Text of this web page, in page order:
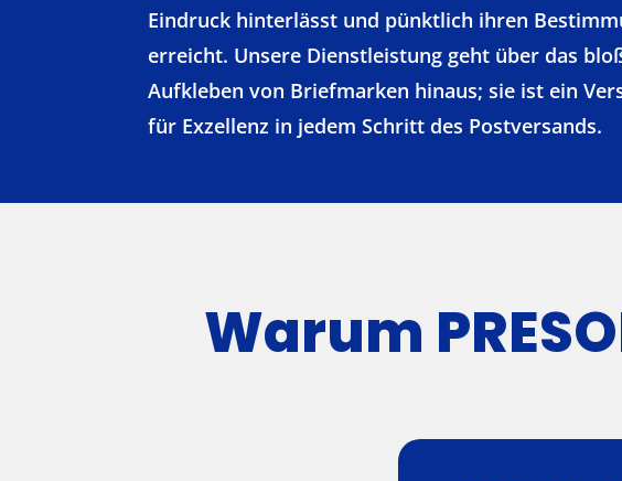
Eindruck hinterlässt und pünktlich ihren
erreicht. Unsere Dienstleistung geht über das
Aufkleben von Briefmarken hinaus; sie ist ein
für Exzellenz in jedem Schritt des Postversands.
Warum